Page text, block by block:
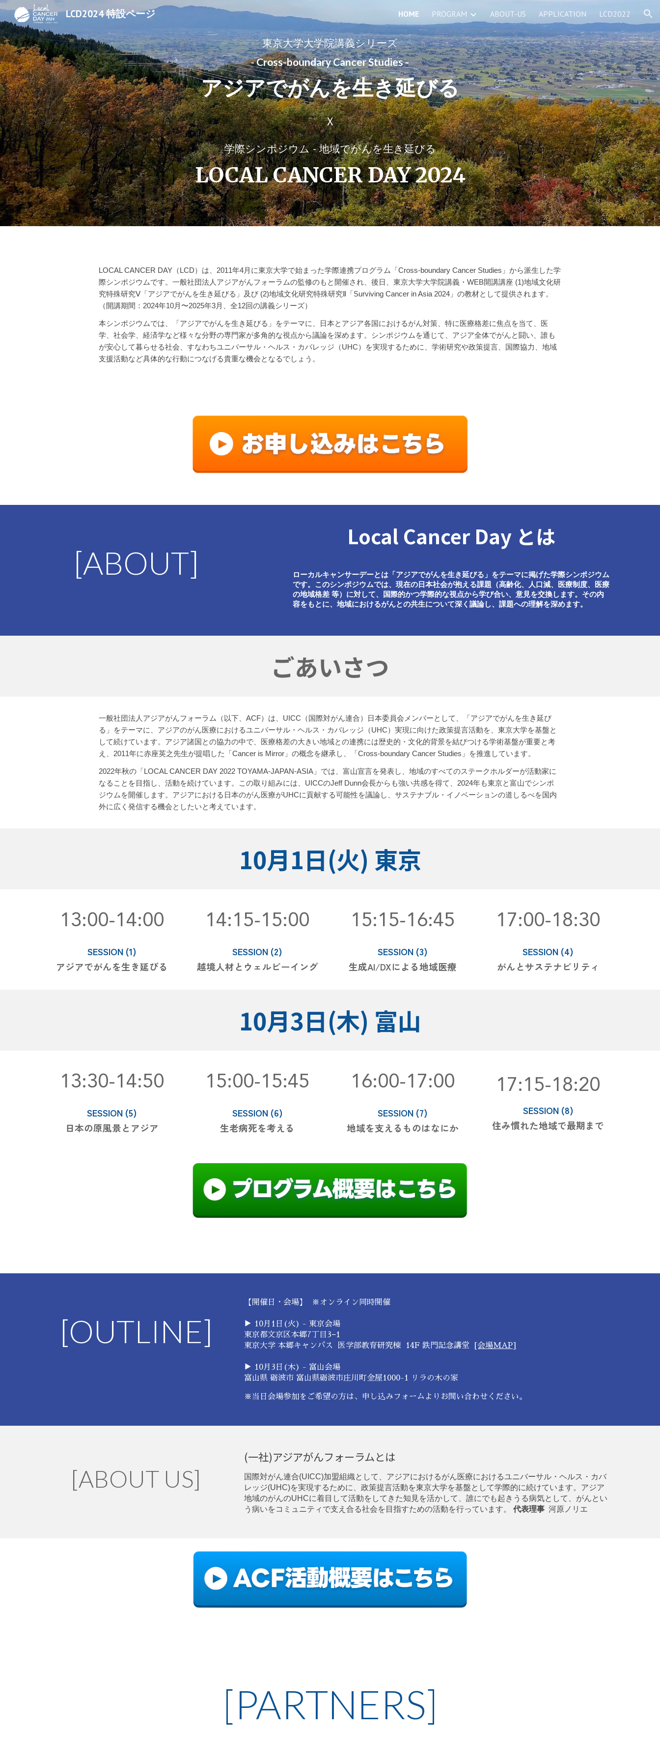
Skip to main content Skip to navigation
LCD2024 特設ページ HOME PROGRAM ABOUT-US APPLICATION LCD2022
東京大学大学院講義シリーズ
-Cross-boundary Cancer Studies -
アジアでがんを生き延びる
X
学際シンポジウム - 地域でがんを生き延びる
LOCAL CANCER DAY 2024
LOCAL CANCER DAY（LCD）は、2011年4月に東京大学で始まった学際連携プログラム「Cross-boundary Cancer Studies」から派生した学
際シンポジウムです。一般社団法人アジアがんフォーラムの監修のもと開催され、後日、東京大学大学院講義・WEB開講講座 (1)地域文化研
究特殊研究Ⅴ「アジアでがんを生き延びる」及び (2)地域文化研究特殊研究Ⅱ「Surviving Cancer in Asia 2024」の教材として提供されます。
（開講期間：2024年10月〜2025年3月、全12回の講義シリーズ）
本シンポジウムでは、「アジアでがんを生き延びる」をテーマに、日本とアジア各国におけるがん対策、特に医療格差に焦点を当て、医
学、社会学、経済学など様々な分野の専門家が多角的な視点から議論を深めます。シンポジウムを通じて、アジア全体でがんと闘い、誰も
が安心して暮らせる社会、すなわちユニバーサル・ヘルス・カバレッジ（UHC）を実現するために、学術研究や政策提言、国際協力、地域
支援活動など具体的な行動につなげる貴重な機会となるでしょう。
[ABOUT]
Local Cancer Day とは
ローカルキャンサーデーとは「アジアでがんを生き延びる」をテーマに掲げた学際シンポジウム
です。このシンポジウムでは、現在の日本社会が抱える課題（高齢化、人口減、医療制度、医療
の地域格差 等）に対して、国際的かつ学際的な視点から学び合い、意見を交換します。その内
容をもとに、地域におけるがんとの共生について深く議論し、課題への理解を深めます。
ごあいさつ
一般社団法人アジアがんフォーラム（以下、ACF）は、UICC（国際対がん連合）日本委員会メンバーとして、「アジアでがんを生き延び
る」をテーマに、アジアのがん医療におけるユニバーサル・ヘルス・カバレッジ（UHC）実現に向けた政策提言活動を、東京大学を基盤と
して続けています。アジア諸国との協力の中で、医療格差の大きい地域との連携には歴史的・文化的背景を結びつける学術基盤が重要と考
え、2011年に赤座英之先生が提唱した「Cancer is Mirror」の概念を継承し、「Cross-boundary Cancer Studies」を推進しています。
2022年秋の「LOCAL CANCER DAY 2022 TOYAMA-JAPAN-ASIA」では、富山宣言を発表し、地域のすべてのステークホルダーが活動家に
なることを目指し、活動を続けています。この取り組みには、UICCのJeff Dunn会長からも強い共感を得て、2024年も東京と富山でシンポ
ジウムを開催します。アジアにおける日本のがん医療がUHCに貢献する可能性を議論し、サステナブル・イノベーションの道しるべを国内
外に広く発信する機会としたいと考えています。
10月1日(火) 東京
13:00-14:00
SESSION (1)
アジアでがんを生き延びる
14:15-15:00
SESSION (2)
越境人材とウェルビーイング
15:15-16:45
SESSION (3)
生成AI/DXによる地域医療
17:00-18:30
SESSION (4)
がんとサステナビリティ
10月3日(木) 富山
13:30-14:50
SESSION (5)
日本の原風景とアジア
15:00-15:45
SESSION (6)
生老病死を考える
16:00-1 7:00
SESSION (7)
地域を支えるものはなにか
17:15-18:20
SESSION (8)
住み慣れた地域で最期まで
[OUTLINE]
【 開催日・会場】 ※オンライン同時開催
▶︎ 10月1日(火) - 東京会場
東京都文京区本郷7 丁目 3−1
東京大学 本郷キャンパス 医学部教育研究棟 14F 鉄門記念講堂 [会場MAP]
▶︎ 10月3日(木) - 富山会場
富山県 砺波市 富山県砺波市庄川町金屋1000-1 リラの木の家
※当日会場参加をご希望の方は、申し込みフォームよりお問い合わせください。
[ABOUT US]
(一社)アジアがんフォーラムとは
国際対がん連合(UICC)加盟組織として、アジアにおけるがん医療におけるユニバーサル・ヘルス・カバ
レッジ(UHC)を実現するために、政策提言活動を東京大学を基盤として学際的に続けています。アジア
地域のがんのUHCに着目して活動をしてきた知見を活かして、誰にでも起きうる病気として、がんとい
う病いをコミュニティで支え合る社会を目指すための活動を行っています。代表理事 河原ノリエ
[PARTNERS]